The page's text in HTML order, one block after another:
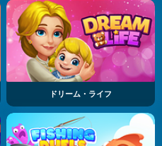
ドリーム・ライフ